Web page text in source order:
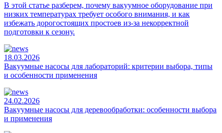
В этой статье разберем, почему вакуумное оборудование при
низких температурах требует особого внимания, и как
избежать дорогостоящих простоев из-за некорректной
подготовки к сезону.
18.03.2026
Вакуумные насосы для лабораторий: критерии выбора, типы
и особенности применения
24.02.2026
Вакуумные насосы для деревообработки: особенности выбора
и применения